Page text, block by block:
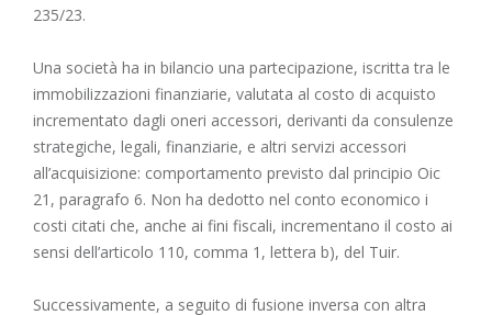
235/23.
Una società ha in bilancio una partecipazione, iscritta tra le
immobilizzazioni finanziarie, valutata al costo di acquisto
incrementato dagli oneri accessori, derivanti da consulenze
strategiche, legali, finanziarie, e altri servizi accessori
all’acquisizione: comportamento previsto dal principio Oic
21, paragrafo 6. Non ha dedotto nel conto economico i
costi citati che, anche ai fini fiscali, incrementano il costo ai
sensi dell’articolo 110, comma 1, lettera b), del Tuir.
Successivamente, a seguito di fusione inversa con altra